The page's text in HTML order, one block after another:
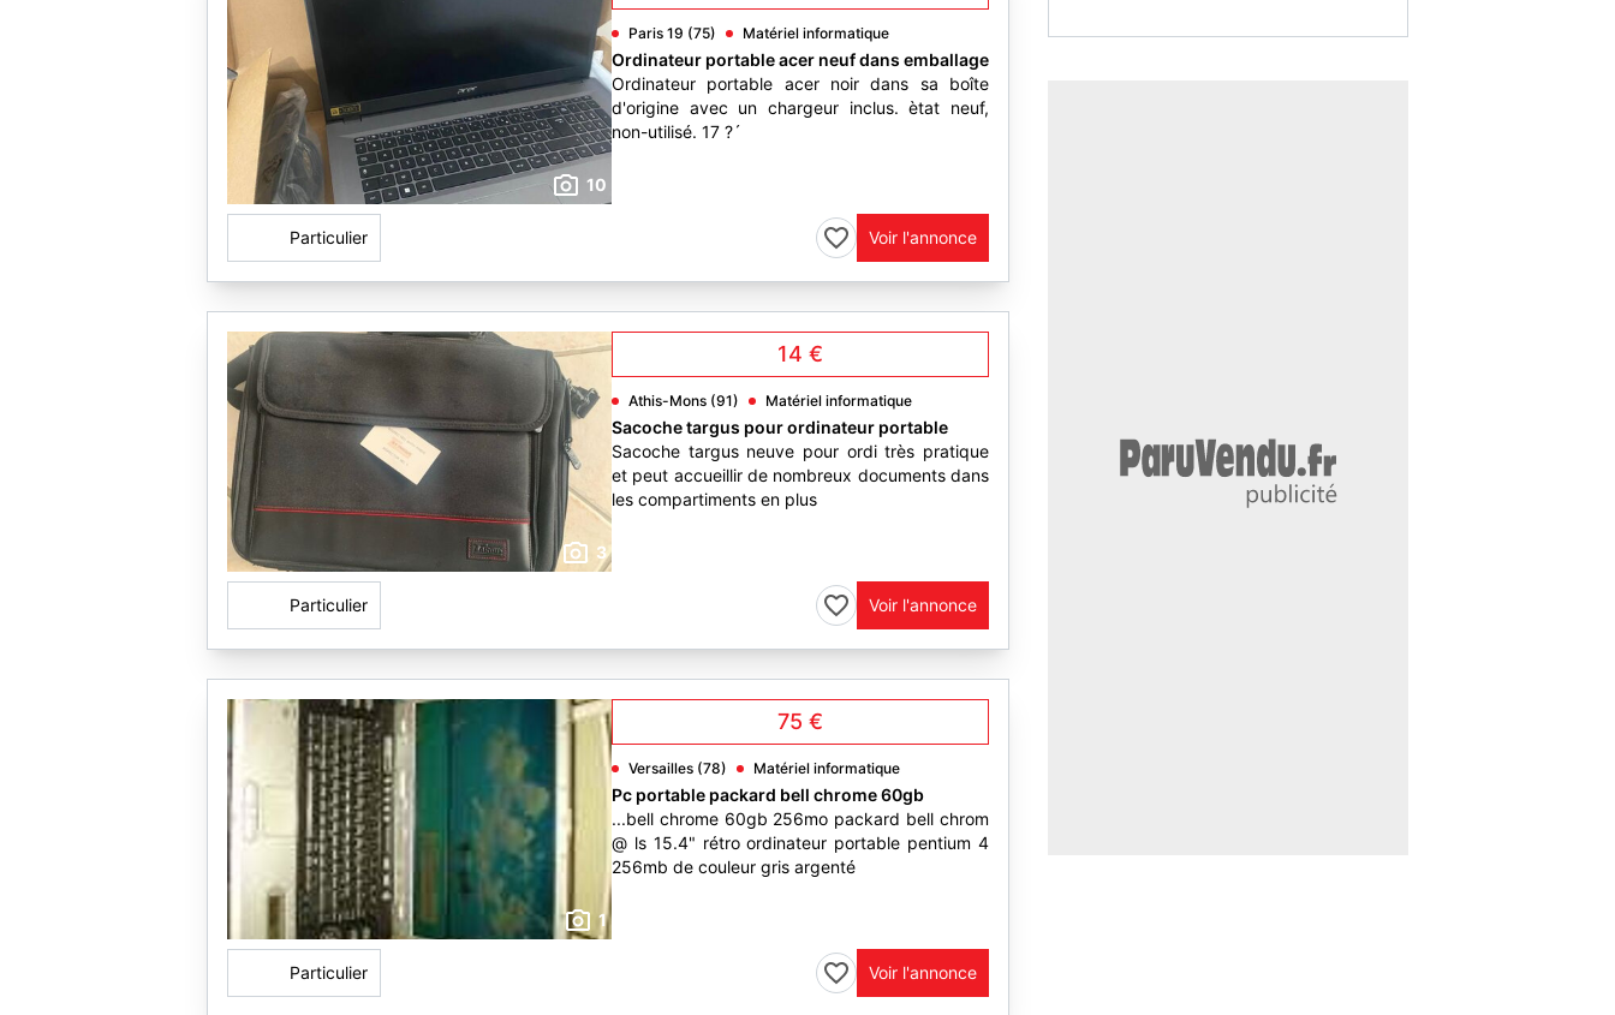
10
Paris 19 (75) Matériel informatique
Ordinateur portable acer neuf dans emballage
Ordinateur portable acer noir dans sa boîte
d'origine avec un chargeur inclus. ètat neuf,
non-utilisé. 17 ?´
Particulier Voir l'annonce
3
14 €
Athis-Mons (91) Matériel informatique
Sacoche targus pour ordinateur portable
Sacoche targus neuve pour ordi très pratique
et peut accueillir de nombreux documents dans
les compartiments en plus
Particulier Voir l'annonce
1
75 €
Versailles (78) Matériel informatique
Pc portable packard bell chrome 60gb
...bell chrome 60gb 256mo packard bell chrom
@ ls 15.4" rétro ordinateur portable pentium 4
256mb de couleur gris argenté
Particulier Voir l'annonce